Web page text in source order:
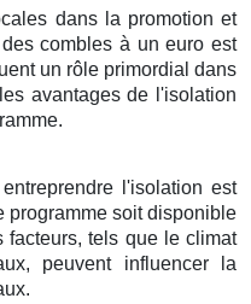
dans la promotion et
combles à un euro est
un rôle primordial dans
avantages de l'isolation
l'isolation est
programme soit disponible
facteurs, tels que le climat
peuvent influencer la